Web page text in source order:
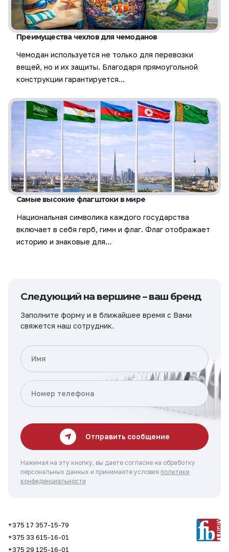
Преимущества чехлов для чемоданов
Чемодан используется не только для перевозки
вещей, но и их защиты. Благодаря прямоугольной
конструкции гарантируется…
Самые высокие флагштоки в мире
Национальная символика каждого государства
включает в себя герб, гимн и флаг. Флаг отображает
историю и знаковые для…
Следующий на вершине – ваш бренд
Заполните форму и в ближайшее время с Вами
свяжется наш сотрудник.
Отправить сообщение
Нажимая на эту кнопку, вы даете согласие на обработку
персональных данных и принимаете условия политики
конфиденциальности
+375 17 357-15-79
+375 33 615-16-01
+375 29 125-16-01